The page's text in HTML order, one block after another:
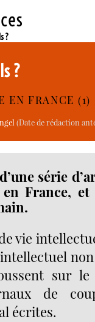
?
?
EN FRANCE (1)
(Date de rédaction
série
France,
vie
sur
de
écrites.